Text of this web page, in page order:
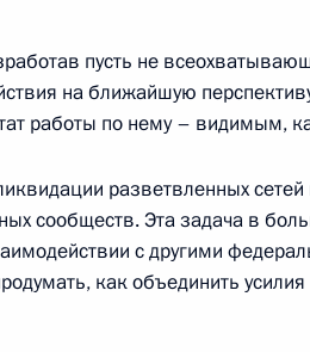
Федеральным канцлером
Виктором Януковичем
пусть не
на ближайшую
работы по нему – видимым,
разветвленных
сообществ. Эта задача в
с другими
как объединить